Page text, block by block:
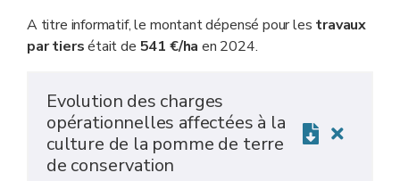
A titre informatif, le montant dépensé pour les travaux
par tiersétait de 541 €/ha en 2024.
Evolution des charges
opérationnelles affectées à la
culture de la pomme de terre
de conservation